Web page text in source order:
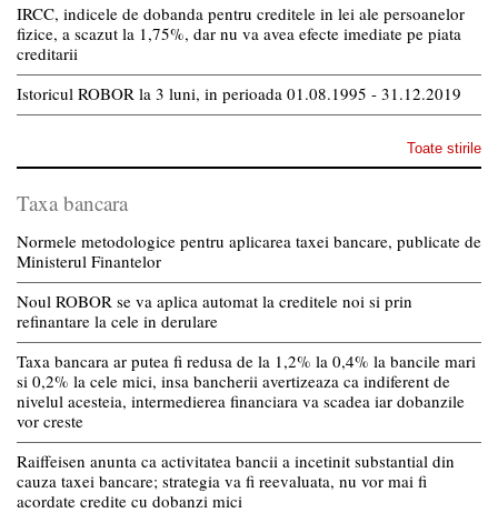
IRCC, indicele de dobanda pentru creditele in lei ale persoanelor
fizice, a scazut la 1,75%, dar nu va avea efecte imediate pe piata
creditarii
Istoricul ROBOR la 3 luni, in perioada 01.08.1995 - 31.12.2019
Toate stirile
Taxa bancara
Normele metodologice pentru aplicarea taxei bancare, publicate de
Ministerul Finantelor
Noul ROBOR se va aplica automat la creditele noi si prin
refinantare la cele in derulare
Taxa bancara ar putea fi redusa de la 1,2% la 0,4% la bancile mari
si 0,2% la cele mici, insa bancherii avertizeaza ca indiferent de
nivelul acesteia, intermedierea financiara va scadea iar dobanzile
vor creste
Raiffeisen anunta ca activitatea bancii a incetinit substantial din
cauza taxei bancare; strategia va fi reevaluata, nu vor mai fi
acordate credite cu dobanzi mici